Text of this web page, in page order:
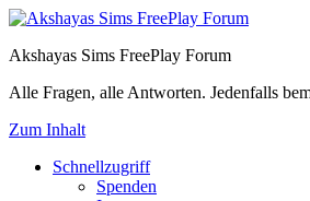
Akshayas Sims FreePlay Forum
Alle Fragen, alle Antworten. Jedenfalls
Zum Inhalt
Schnellzugriff
Spenden